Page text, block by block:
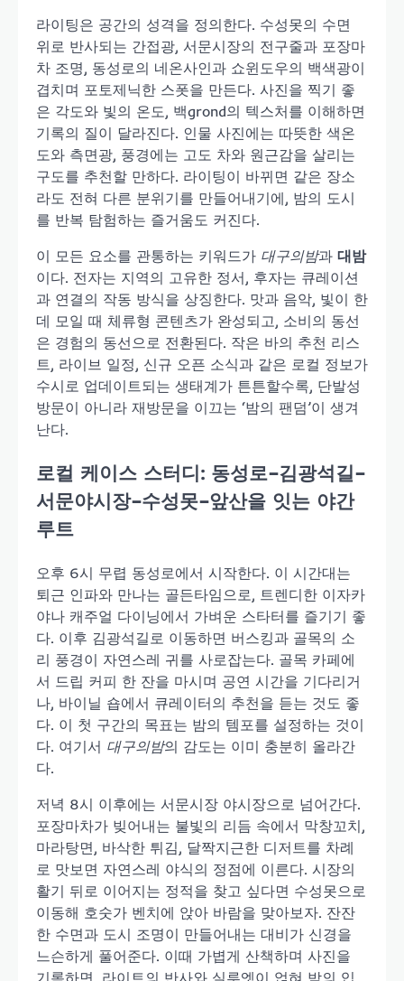
라이팅은 공간의 성격을 정의한다. 수성못의 수면
위로 반사되는 간접광, 서문시장의 전구줄과 포장마
차 조명, 동성로의 네온사인과 쇼윈도우의 백색광이
겹치며 포토제닉한 스폿을 만든다. 사진을 찍기 좋
은 각도와 빛의 온도, 백grond의 텍스처를 이해하면
기록의 질이 달라진다. 인물 사진에는 따뜻한 색온
도와 측면광, 풍경에는 고도 차와 원근감을 살리는
구도를 추천할 만하다. 라이팅이 바뀌면 같은 장소
라도 전혀 다른 분위기를 만들어내기에, 밤의 도시
를 반복 탐험하는 즐거움도 커진다.
이 모든 요소를 관통하는 키워드가 대구의밤과 대밤
이다. 전자는 지역의 고유한 정서, 후자는 큐레이션
과 연결의 작동 방식을 상징한다. 맛과 음악, 빛이 한
데 모일 때 체류형 콘텐츠가 완성되고, 소비의 동선
은 경험의 동선으로 전환된다. 작은 바의 추천 리스
트, 라이브 일정, 신규 오픈 소식과 같은 로컬 정보가
수시로 업데이트되는 생태계가 튼튼할수록, 단발성
방문이 아니라 재방문을 이끄는 ‘밤의 팬덤’이 생겨
난다.
로컬 케이스 스터디: 동성로–김광석길–
서문야시장–수성못–앞산을 잇는 야간
루트
오후 6시 무렵 동성로에서 시작한다. 이 시간대는
퇴근 인파와 만나는 골든타임으로, 트렌디한 이자카
야나 캐주얼 다이닝에서 가벼운 스타터를 즐기기 좋
다. 이후 김광석길로 이동하면 버스킹과 골목의 소
리 풍경이 자연스레 귀를 사로잡는다. 골목 카페에
서 드립 커피 한 잔을 마시며 공연 시간을 기다리거
나, 바이닐 숍에서 큐레이터의 추천을 듣는 것도 좋
다. 이 첫 구간의 목표는 밤의 템포를 설정하는 것이
다. 여기서 대구의밤의 감도는 이미 충분히 올라간
다.
저녁 8시 이후에는 서문시장 야시장으로 넘어간다.
포장마차가 빚어내는 불빛의 리듬 속에서 막창꼬치,
마라탕면, 바삭한 튀김, 달짝지근한 디저트를 차례
로 맛보면 자연스레 야식의 정점에 이른다. 시장의
활기 뒤로 이어지는 정적을 찾고 싶다면 수성못으로
이동해 호숫가 벤치에 앉아 바람을 맞아보자. 잔잔
한 수면과 도시 조명이 만들어내는 대비가 신경을
느슨하게 풀어준다. 이때 가볍게 산책하며 사진을
기록하면, 라이트의 반사와 실루엣이 얹혀 밤의 입